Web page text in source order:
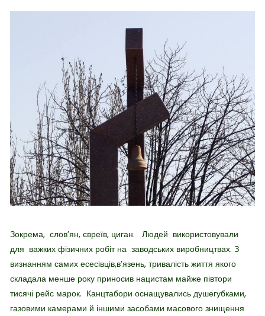
Зокрема, слов’ян, євреїв, циган. Людей використовували
для важких фізичних робіт на заводських виробництвах. З
визнанням самих есесівців,в’язень, тривалість життя якого
складала менше року приносив нацистам майже півтори
тисячі рейс марок. Канцтабори оснащувались душегубками,
газовими камерами й іншими засобами масового знищення